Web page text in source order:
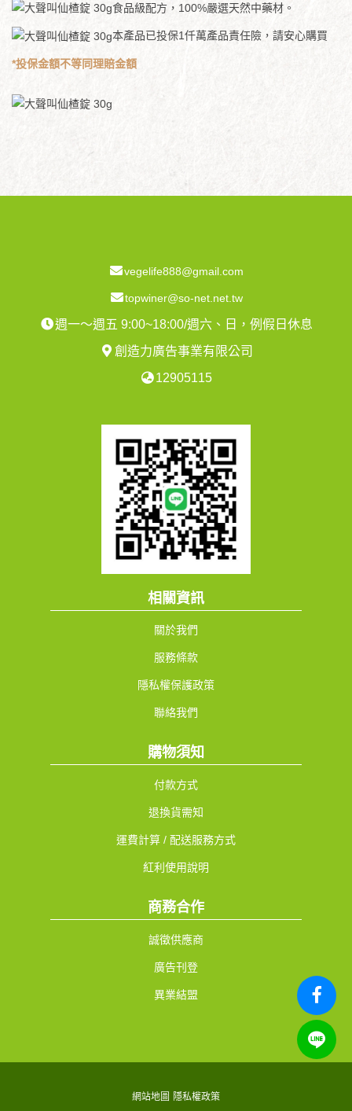
食品級配方，100%嚴選天然中藥材。
本產品已投保1仟萬產品責任險，請安心購買
*投保金額不等同理賠金額
vegelife888@gmail.com
topwiner@so-net.net.tw
週一～週五 9:00~18:00/週六、日，例假日休息
創造力廣告事業有限公司
12905115
相關資訊
關於我們
服務條款
隱私權保護政策
聯絡我們
購物須知
付款方式
退換貨需知
運費計算 / 配送服務方式
紅利使用說明
商務合作
誠徵供應商
廣告刊登
異業結盟
網站地圖 隱私權政策